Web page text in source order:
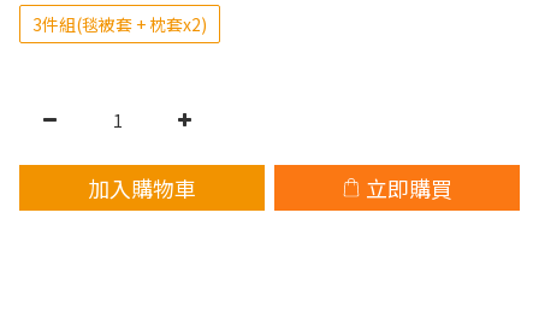
3件組(毯被套 + 枕套x2)
加入購物車 立即購買